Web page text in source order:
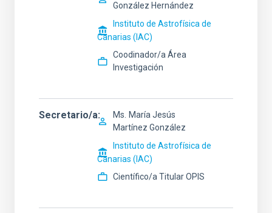
González Hernández
Instituto de Astrofísica de
Canarias (IAC)
Coodinador/a Área
Investigación
Secretario/a Ms. María Jesús
Martínez González
Instituto de Astrofísica de
Canarias (IAC)
Científico/a Titular OPIS